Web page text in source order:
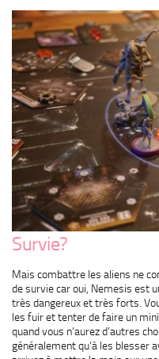
Survie?
Mais combattre les aliens ne
de survie car oui, Nemesis est
très dangereux et très forts.
les fuir et tenter de faire un
quand vous n’aurez d’autres
généralement qu’à les blesser